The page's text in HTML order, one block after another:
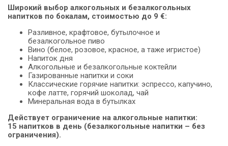
Широкий выбор алкогольных и безалкогольных
напитков по бокалам, стоимостью до 9 €:
Разливное, крафтовое, бутылочное и
безалкогольное пиво
Вино (белое, розовое, красное, а таже игристое)
Напиток дня
Алкогольные и безалкогольные коктейли
Газированные напитки и соки
Классические горячие напитки: эспрессо, капучино,
кофе латте, горячий шоколад, чай
Минеральная вода в бутылках
Действует ограничение на алкогольные напитки:
15 напитков в день (безалкогольные напитки – без
ограничения).